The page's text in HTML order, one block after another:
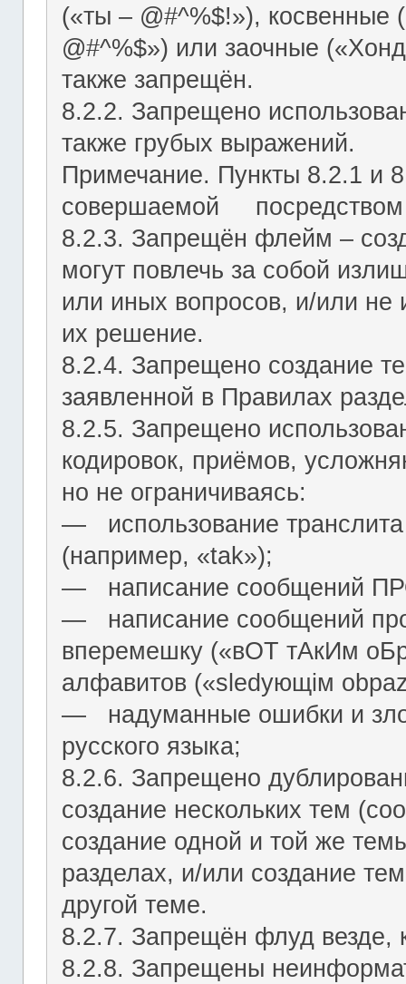
(«ты – @#^%$!»), косвенные
@#^%$») или заочные
также запрещён.
8.2.2. Запрещено
также грубых выражений.
Примечание. Пункты 8.2.1 и
совершаемой
8.2.3. Запрещён флейм –
могут повлечь за собой
или иных вопросов, и/или
их решение.
8.2.4. Запрещено создание
заявленной в Правилах
8.2.5. Запрещено
кодировок, приёмов,
но не ограничиваясь:
― использование
(например, «tak»);
― написание сообщений
― написание сообщений
вперемешку («вОТ тАкИм
алфавитов («slеdующiм
― надуманные ошибки и
русского языка;
8.2.6. Запрещено
создание нескольких тем
создание одной и той же
разделах, и/или создание
другой теме.
8.2.7. Запрещён флуд везде,
8.2.8. Запрещены